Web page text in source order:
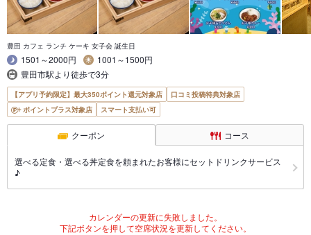
豊田 カフェ ランチ ケーキ 女子会 誕生日
1501～2000円
1001～1500円
豊田市駅より徒歩で3分
【アプリ予約限定】最大350ポイント還元対象店
口コミ投稿特典対象店
ポイントプラス対象店
スマート支払い可
クーポン コース
選べる定食・選べる丼定食を頼まれたお客様にセットドリンクサービス
♪
カレンダーの更新に失敗しました。
下記ボタンを押して空席状況を更新してください。